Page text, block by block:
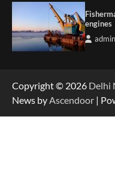
engines
admin
Copyright © 2026 Delhi
News by Ascendoor |